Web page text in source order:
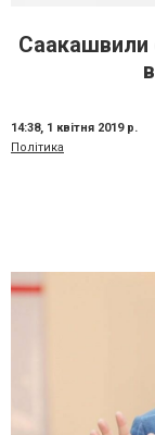
Саакашвили
14:38, 1 квітня 2019 р.
Політика